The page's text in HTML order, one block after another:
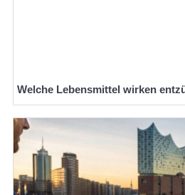
Welche Lebensmittel wirken